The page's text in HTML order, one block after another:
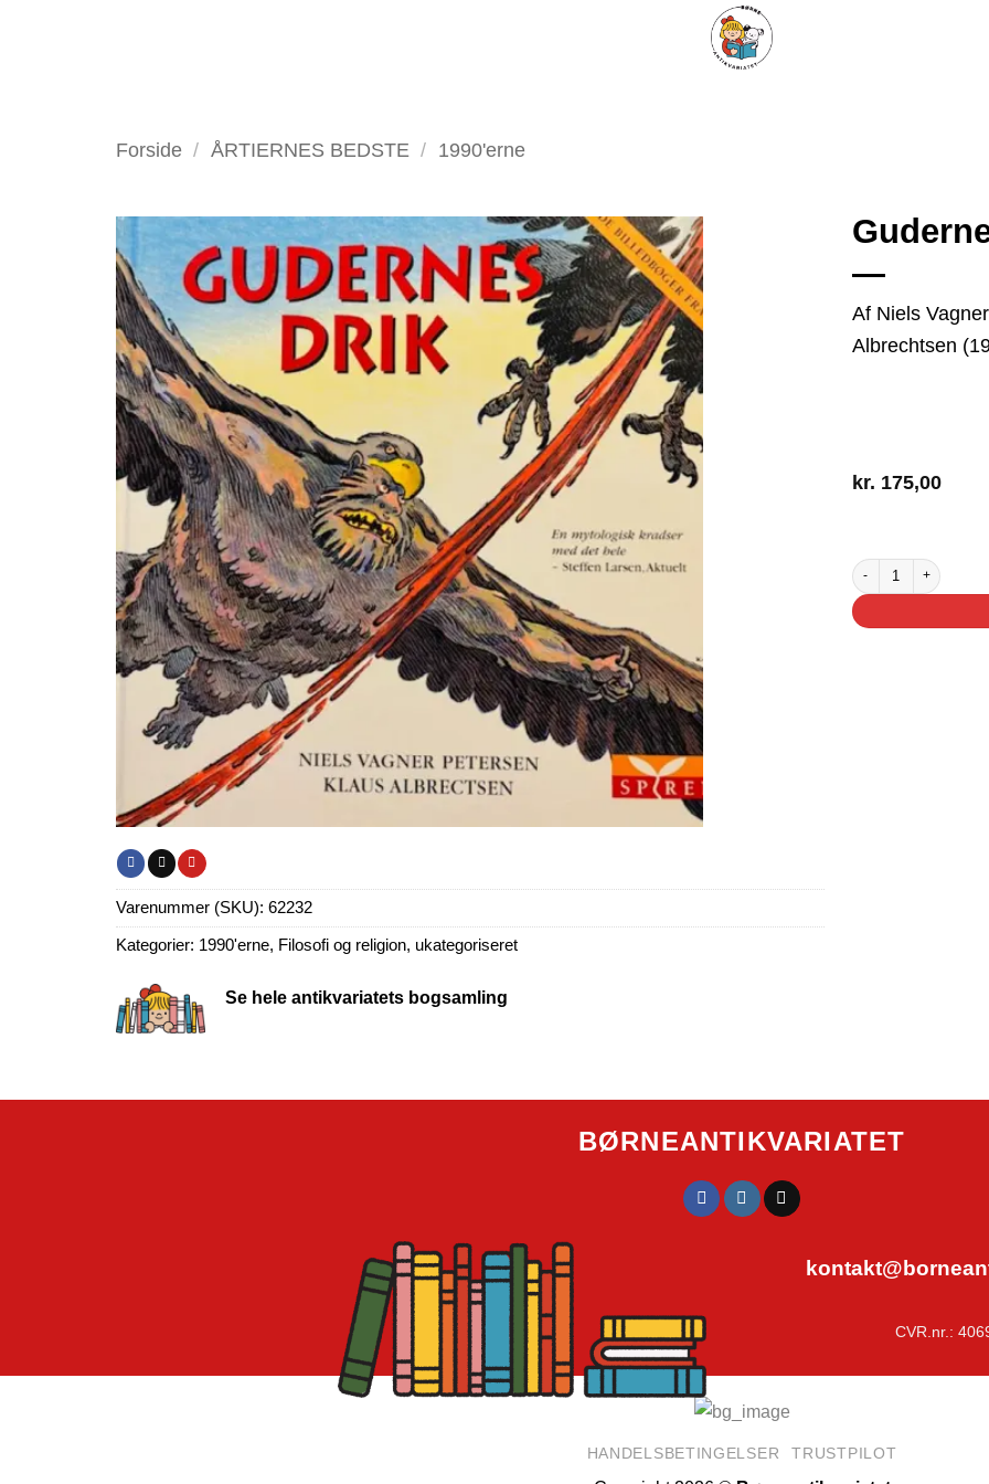
Forside / ÅRTIERNES BEDSTE / 1990'erne
Tilføj
som
favorit
Varenummer (SKU): 62232
Kategorier: 1990'erne, Filosofi og religion, ukategoriseret
Se hele antikvariatets bogsamling
Af Niels
Albrechtsen
kr. 175,00
Gudernes drik antal
BØRNEANTIKVARIATET
CVR.nr.:
HANDELSBETINGELSER TRUSTPILOT